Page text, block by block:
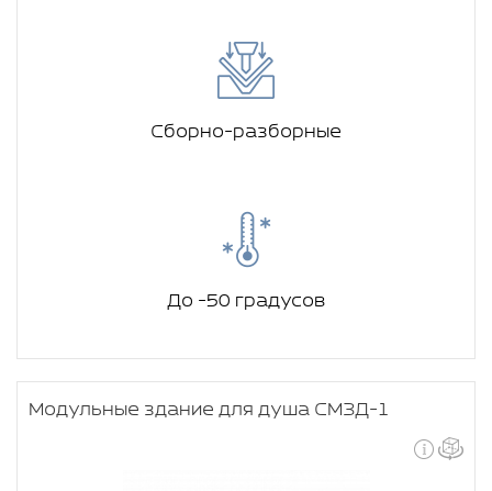
Сборно-разборные
До -50 градусов
Модульные здание для душа СМЗД-1